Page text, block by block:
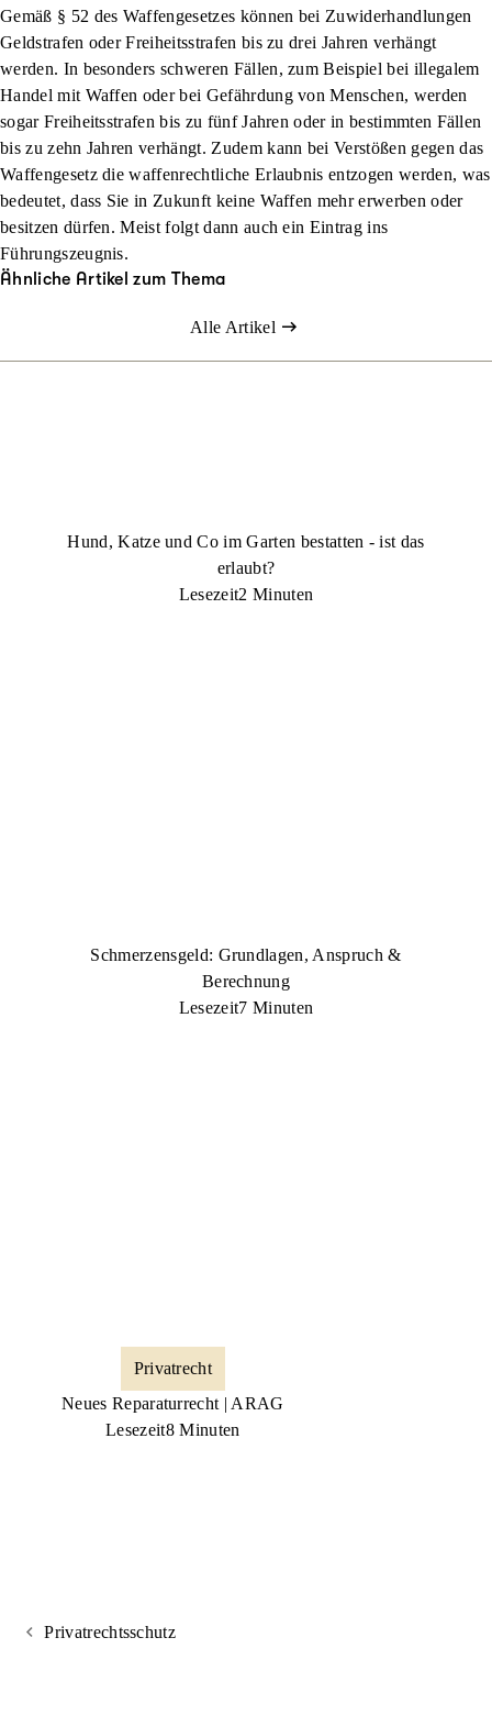
Gemäß § 52 des Waffengesetzes können bei Zuwiderhandlungen
Geldstrafen oder Freiheitsstrafen bis zu drei Jahren verhängt
werden. In besonders schweren Fällen, zum Beispiel bei illegalem
Handel mit Waffen oder bei Gefährdung von Menschen, werden
sogar Freiheitsstrafen bis zu fünf Jahren oder in bestimmten Fällen
bis zu zehn Jahren verhängt. Zudem kann bei Verstößen gegen das
Waffengesetz die waffenrechtliche Erlaubnis entzogen werden, was
bedeutet, dass Sie in Zukunft keine Waffen mehr erwerben oder
besitzen dürfen. Meist folgt dann auch ein Eintrag ins
Führungszeugnis.
Ähnliche Artikel zum Thema
Alle Artikel
Hund, Katze und Co im Garten bestatten - ist das
erlaubt?
Lesezeit2 Minuten
Schmerzensgeld: Grundlagen, Anspruch &
Berechnung
Lesezeit7 Minuten
Privatrecht
Neues Reparaturrecht | ARAG
Lesezeit8 Minuten
Privatrechtsschutz